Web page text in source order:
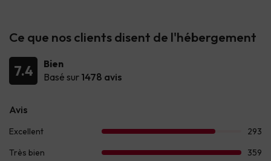
Ce que nos clients disent de l'hébergement
7.4
Bien
Basé sur 1478 avis